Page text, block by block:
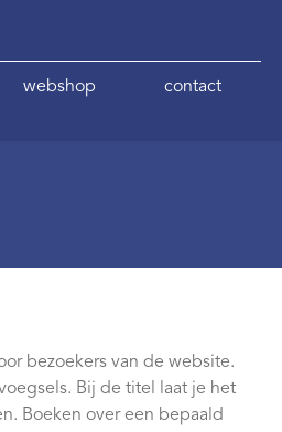
webshop contact
bezoekers van de website.
Bij de titel laat je het
Boeken over een bepaald